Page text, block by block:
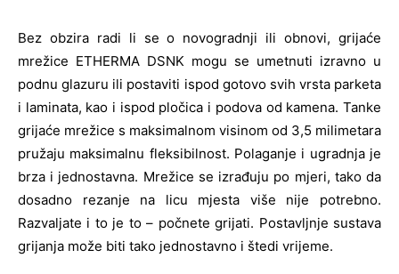
Bez obzira radi li se o novogradnji ili obnovi, grijaće
mrežice ETHERMA DSNK mogu se umetnuti izravno u
podnu glazuru ili postaviti ispod gotovo svih vrsta parketa
i laminata, kao i ispod pločica i podova od kamena. Tanke
grijaće mrežice s maksimalnom visinom od 3,5 milimetara
pružaju maksimalnu fleksibilnost. Polaganje i ugradnja je
brza i jednostavna. Mrežice se izrađuju po mjeri, tako da
dosadno rezanje na licu mjesta više nije potrebno.
Razvaljate i to je to – počnete grijati. Postavljnje sustava
grijanja može biti tako jednostavno i štedi vrijeme.